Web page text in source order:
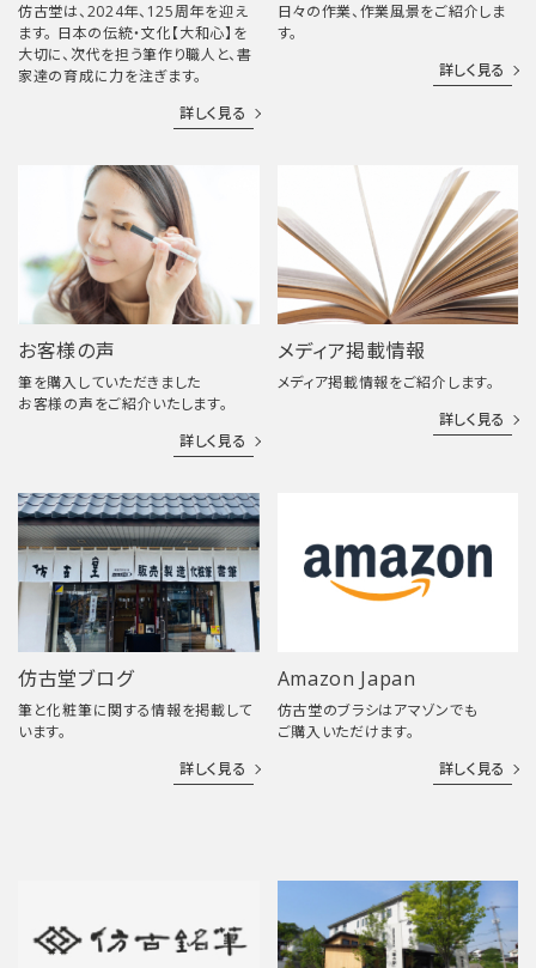
仿古堂は、2024年、125周年を迎え
ます。 日本の伝統・文化【大和心】を
大切に、次代を担う筆作り職人と、書
家達の育成に力を注ぎます。
詳しく見る
日々の作業、作業風景をご紹介しま
す。
詳しく見る
お客様の声
筆を購入していただきました
お客様の声をご紹介いたします。
詳しく見る
メディア掲載情報
メディア掲載情報をご紹介します。
詳しく見る
仿古堂ブログ
筆と化粧筆に関する情報を掲載して
います。
詳しく見る
Amazon Japan
仿古堂のブラシはアマゾンでも
ご購入いただけます。
詳しく見る